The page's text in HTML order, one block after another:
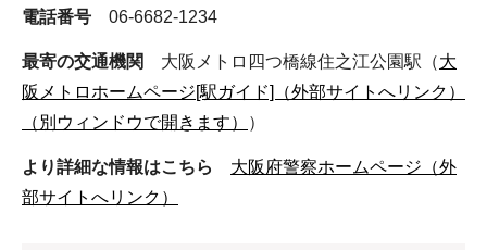
電話番号 06-6682-1234
最寄の交通機関 大阪メトロ四つ橋線住之江公園駅（大
阪メトロホームページ[駅ガイド]（外部サイトへリンク）
（別ウィンドウで開きます）
）
より詳細な情報はこちら 大阪府警察ホームページ（外
部サイトへリンク）